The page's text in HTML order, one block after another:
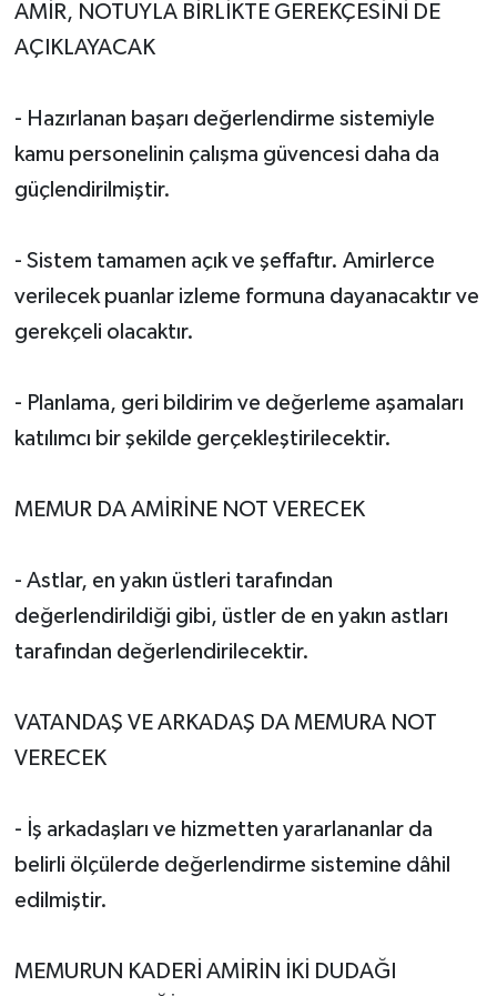
AMİR, NOTUYLA BİRLİKTE GEREKÇESİNİ DE
AÇIKLAYACAK
- Hazırlanan başarı değerlendirme sistemiyle
kamu personelinin çalışma güvencesi daha da
güçlendirilmiştir.
- Sistem tamamen açık ve şeffaftır. Amirlerce
verilecek puanlar izleme formuna dayanacaktır ve
gerekçeli olacaktır.
- Planlama, geri bildirim ve değerleme aşamaları
katılımcı bir şekilde gerçekleştirilecektir.
MEMUR DA AMİRİNE NOT VERECEK
- Astlar, en yakın üstleri tarafından
değerlendirildiği gibi, üstler de en yakın astları
tarafından değerlendirilecektir.
VATANDAŞ VE ARKADAŞ DA MEMURA NOT
VERECEK
- İş arkadaşları ve hizmetten yararlananlar da
belirli ölçülerde değerlendirme sistemine dâhil
edilmiştir.
MEMURUN KADERİ AMİRİN İKİ DUDAĞI